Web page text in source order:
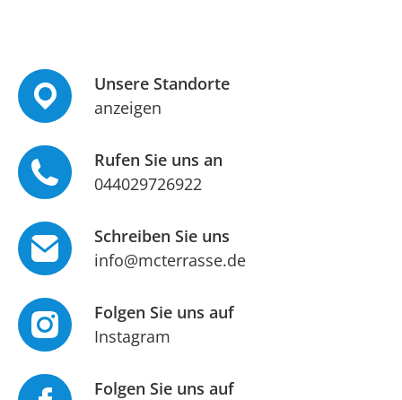
Unsere Standorte
anzeigen
Rufen Sie uns an
044029726922
Schreiben Sie uns
info@mcterrasse.de
Folgen Sie uns auf
Instagram
Folgen Sie uns auf